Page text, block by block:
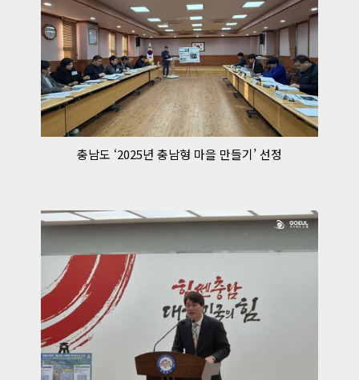
충남도 ‘2025년 충남형 마을 만들기’ 선정